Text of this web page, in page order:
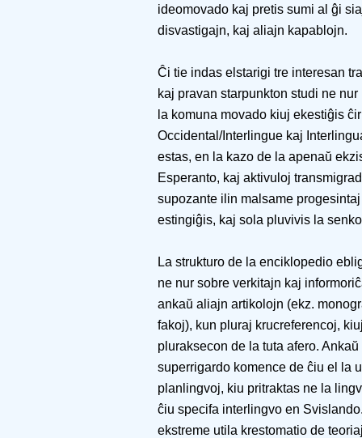
ideomovado kaj pretis sumi al ĝi
disvastigajn, kaj aliajn kapablojn.
Ĉi tie indas elstarigi tre interesan
kaj pravan starpunkton studi ne
la komuna movado kiuj ekestiĝis
Occidental/Interlingue kaj
estas, en la kazo de la apenaŭ
Esperanto, kaj aktivuloj
supozante ilin malsame
estingiĝis, kaj sola pluvivis la
La strukturo de la enciklopedio
ne nur sobre verkitajn kaj
ankaŭ aliajn artikolojn (ekz.
fakoj), kun pluraj krucreferencoj,
pluraksecon de la tuta afero.
superrigardo komence de ĉiu el la
planlingvoj, kiu pritraktas ne la
ĉiu specifa interlingvo en
ekstreme utila krestomatio de